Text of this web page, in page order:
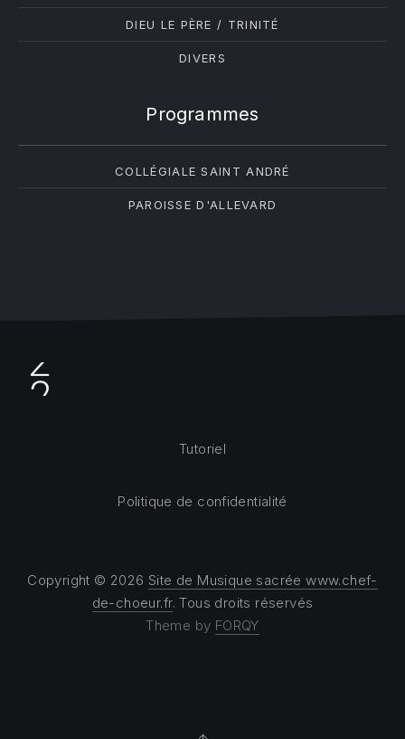
DIEU LE PÈRE / TRINITÉ
DIVERS
Programmes
COLLÉGIALE SAINT ANDRÉ
PAROISSE D'ALLEVARD
Copyright © 2026 Site de Musique sacrée www.chef-
de-choeur.fr. Tous droits réservés
Theme by FORQY
Tutoriel
Politique de confidentialité